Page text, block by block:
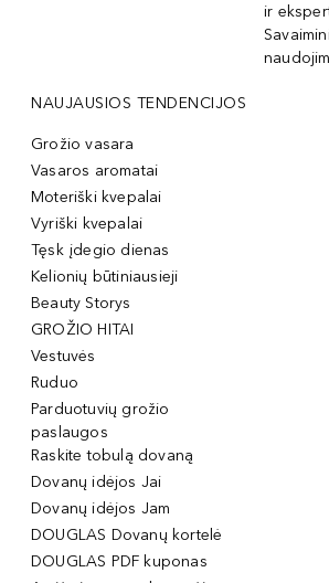
ir
NAUJAUSIOS TENDENCIJOS
Grožio vasara
Vasaros aromatai
Moteriški kvepalai
Vyriški kvepalai
Tęsk įdegio dienas
Kelionių būtiniausieji
Beauty Storys
GROŽIO HITAI
Vestuvės
Ruduo
Parduotuvių grožio
paslaugos
Raskite tobulą dovaną
Dovanų idėjos Jai
Dovanų idėjos Jam
DOUGLAS Dovanų kortelė
DOUGLAS PDF kuponas